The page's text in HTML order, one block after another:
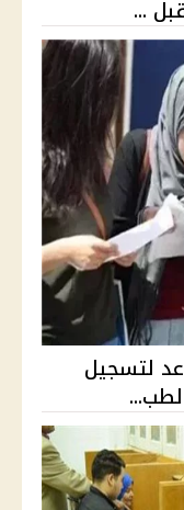
...
آخر موعد لتسجيل